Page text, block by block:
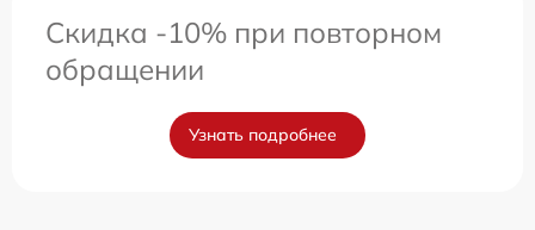
Скидка -10% при повторном
обращении
Узнать подробнее